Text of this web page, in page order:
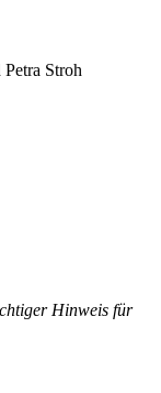
Stroh
Hinweis für